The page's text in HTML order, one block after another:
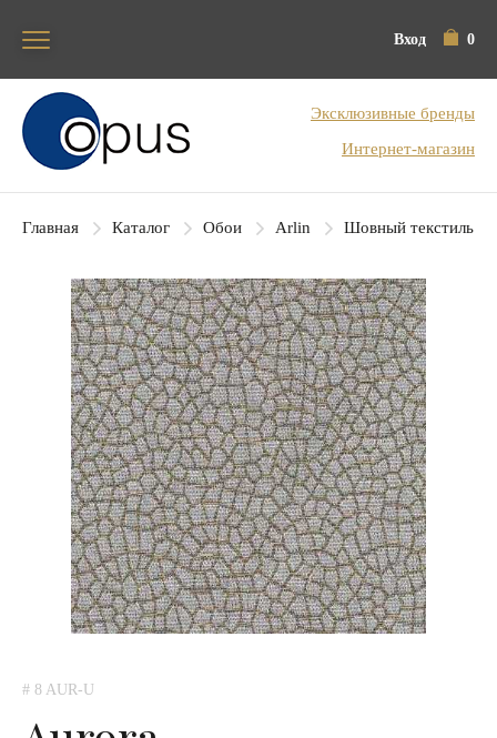
Вход 0
Блок поиска
Эксклюзивные бренды
Интернет-магазин
Главная Каталог Обои Arlin Шовный текстиль
# 8 AUR-U